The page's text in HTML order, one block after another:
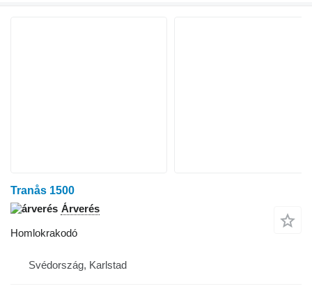
Tranås 1500
Árverés
Homlokrakodó
Svédország, Karlstad